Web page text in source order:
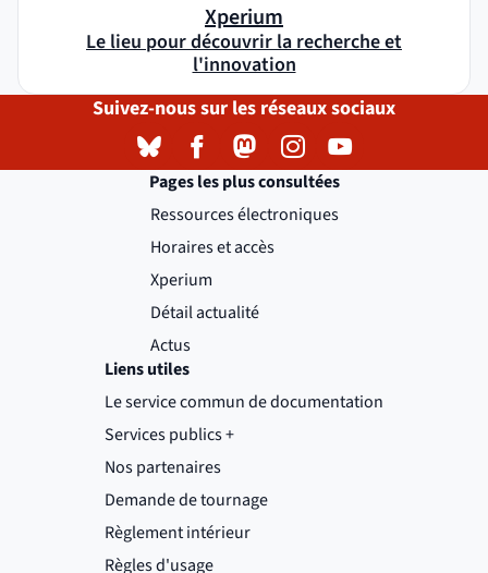
Xperium
Le lieu pour découvrir la recherche et
l'innovation
Suivez-nous sur les réseaux sociaux
Bluesky
( )
(nouvelle fenêtre)
Facebook
( )
(nouvelle fenêtre)
Mastodon
( )
(nouvelle fenêtre)
Instagram
( )
(nouvelle fenêtre)
YouTube
( )
(nouvelle fenêtre)
Pages les plus consultées
Ressources électroniques
Horaires et accès
Xperium
Détail actualité
Actus
Liens utiles
Le service commun de documentation
Services publics +
(nouvelle fenêtre)
Nos partenaires
Demande de tournage
(nouvelle fenêtre)
Règlement intérieur
(nouvelle fenêtre)
Règles d'usage